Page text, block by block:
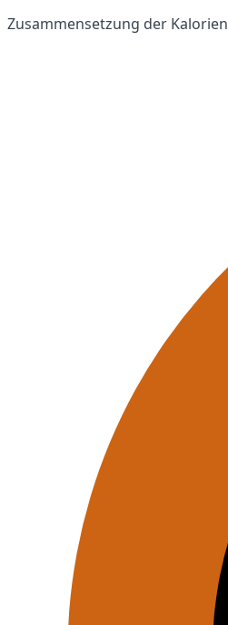
Zusammensetzung der Kalorien